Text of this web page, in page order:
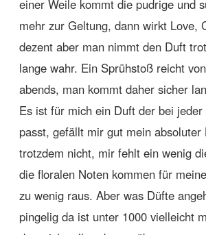
einer Weile kommt die pudrige und
mehr zur Geltung, dann wirkt Love,
dezent aber man nimmt den Duft
lange wahr. Ein Sprühstoß reicht
abends, man kommt daher sicher
Es ist für mich ein Duft der bei
passt, gefällt mir gut mein absoluter
trotzdem nicht, mir fehlt ein wenig
die floralen Noten kommen für
zu wenig raus. Aber was Düfte
pingelig da ist unter 1000 vielleicht